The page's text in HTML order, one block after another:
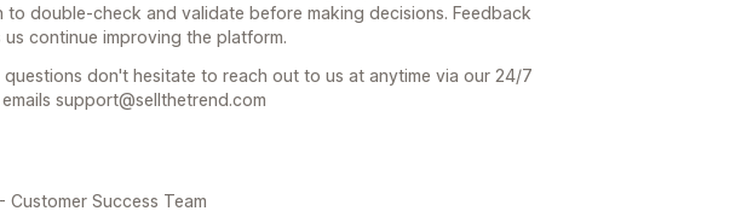
to double-check and validate before making decisions. Feedback
us continue improving the platform.
questions don't hesitate to reach out to us at anytime via our 24/7
support@sellthetrend.com
Customer Success Team